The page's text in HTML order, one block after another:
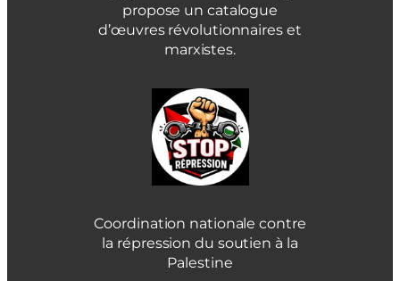
propose un catalogue
d’œuvres révolutionnaires et
marxistes.
Coordination nationale contre
la répression du soutien à la
Palestine